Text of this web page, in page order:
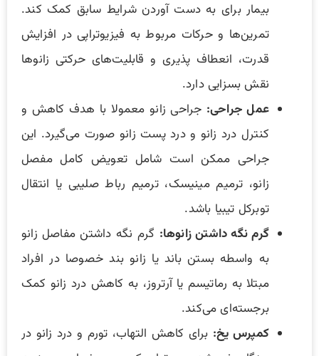
بیمار برای به دست آوردن شرایط سابق کمک کند.
تمرین‌ها و حرکات مربوط به فیزیوتراپی در افزایش
قدرت، انعطاف پذیری و قابلیت‌های حرکتی زانوها
نقش بسزایی دارد.
عمل جراحی: جراحی زانو معمولا با هدف کاهش و
کنترل درد زانو و درد پست زانو صورت می‌گیرد. این
جراحی ممکن است شامل تعویض کامل مفصل
زانو، ترمیم مینیسک، ترمیم رباط صلیبی یا انتقال
توبرکل تیبیا باشد.
گرم نگه داشتن زانوها: گرم نگه داشتن مفاصل زانو
به واسطه بستن باند یا زانو بند خصوصا در افراد
مبتلا به رماتیسم یا آرتروز، به کاهش درد زانو کمک
برجسته‌ای می‌کند.
کمپرس یخ: برای کاهش التهاب، تورم و درد زانو در